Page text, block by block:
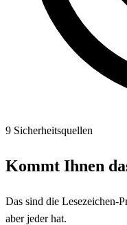
9 Sicherheitsquellen
Kommt Ihnen
Das sind die Lesezeichen-
aber jeder hat.